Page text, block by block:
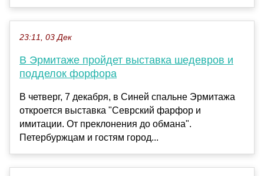
23:11, 03 Дек
В Эрмитаже пройдет выставка шедевров и
подделок форфора
В четверг, 7 декабря, в Синей спальне Эрмитажа
откроется выставка "Севрский фарфор и
имитации. От преклонения до обмана".
Петербуржцам и гостям город...